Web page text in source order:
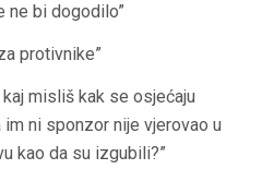
ne bi dogodilo”
protivnike”
misliš kak se osjećaju
ni sponzor nije vjerovao u
kao da su izgubili?”